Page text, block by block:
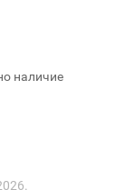
наличие